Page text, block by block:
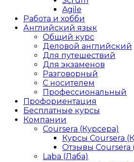
Agile
Работа и хобби
Английский язык
Общий курс
Деловой английский
Для путешествий
Для экзаменов
Разговорный
С носителем
Профессиональный
Профориентация
Бесплатные курсы
Компании
Coursera (Курсера)
Курсы Coursera
Отзывы Coursera
Laba (Лаба)